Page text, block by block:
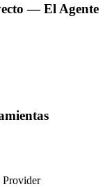
— El Agente
Provider